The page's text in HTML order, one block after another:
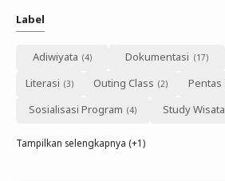
Label
Adiwiyata Dokumentasi
Literasi
Outing Class Pentas
Sosialisasi Program
Study Wisata
Tampilkan selengkapnya (+1)